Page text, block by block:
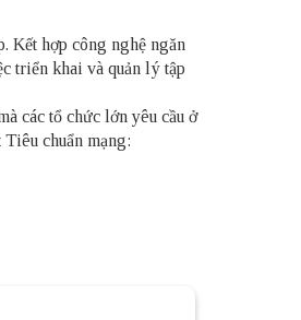
Kết hợp công nghệ ngăn
triển khai và quản lý tập
các tổ chức lớn yêu cầu ở
chuẩn mạng: